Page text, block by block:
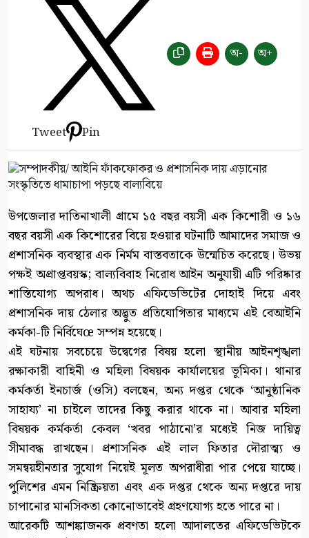
Tweet Pin
অ- অ+
উপজেলার দাতিনাখালী গ্রামে ১৫ বছর বয়সী এক কিশোরী ও ১৬
বছর বয়সী এক কিশোরের বিয়ে হওয়ার ঘটনাটি আমাদের সমাজ ও
প্রশাসনিক ব্যবস্থার এক নির্মম বাস্তবতাকে উন্মেচিত করেছে। উভয়
পক্ষই অপ্রাপ্তবয়স্ক; বাল্যবিবাহ নিরোধ আইন অনুযায়ী এটি পরিষ্কার
শাস্তিযোগ্য অপরাধ। অথচ এফিডেভিটের দোহাই দিয়ে এবং
প্রশাসনিক দায় ঠেলার অদ্ভুত প্রতিযোগিতার মাধ্যমে এই বেআইনি
কর্মকা-টি নির্বিঘেœ সম্পন্ন হয়েছে।
এই ঘটনায় সবচেয়ে উদ্বেগের বিষয় হলো স্থানীয় আইনশৃঙ্খলা
রক্ষাকারী বাহিনী ও মহিলা বিষয়ক কার্যালয়ের ভূমিকা। থানার
কর্মকর্তা ইনচার্জ (ওসি) বলছেন, অন্য দপ্তর থেকে ‘আনুষ্ঠানিক
সাহায্য’ না চাইলে তাদের কিছু করার থাকে না। আবার মহিলা
বিষয়ক কর্মকর্তা কেবল ‘খবর পাঠানো’র মধ্যেই নিজ দায়িত্ব
সীমাবদ্ধ রাখছেন। প্রশাসনিক এই লাল ফিতার দৌরাত্ম্য ও
সমন্বয়হীনতার সুযোগ নিয়েই মূলত অপরাধীরা পার পেয়ে যাচ্ছে।
পুলিশের এমন নিষ্ক্রিয়তা এবং এক দপ্তর থেকে অন্য দপ্তরে দায়
চাপানোর মানসিকতা কোনোভাবেই গ্রহণযোগ্য হতে পারে না।
আরেকটি আশঙ্কাজনক প্রবণতা হলো আদালতের এফিডেভিটকে